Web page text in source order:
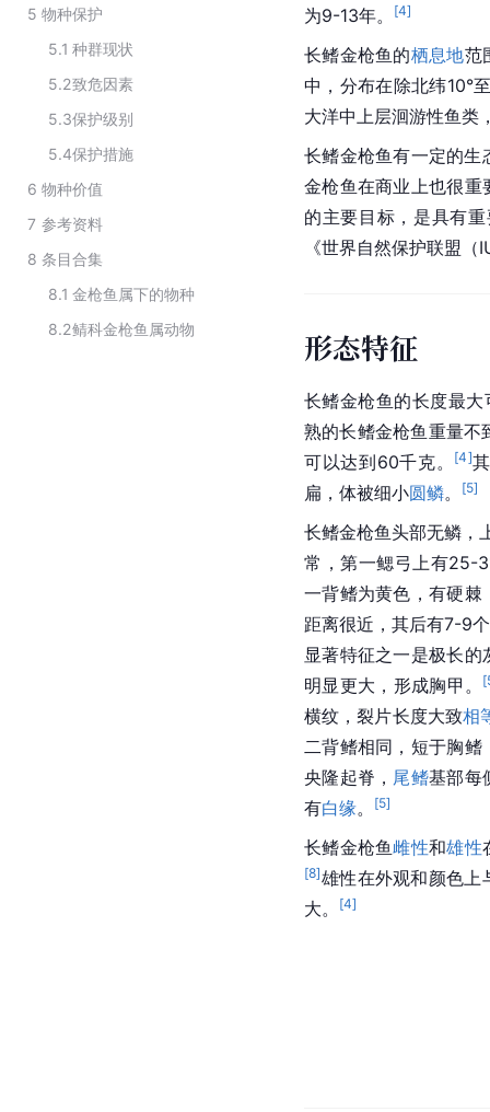
5 物种保护
5.1 种群现状
5.2致危因素
5.3保护级别
5.4保护措施
6 物种价值
7 参考资料
8 条目合集
8.1 金枪鱼属下的物种
8.2鲭科金枪鱼属动物
为9-13年。
[4]
长鳍金枪鱼的栖息地范
中，分布在除北纬10°
大洋中上层洄游性鱼类
长鳍金枪鱼有一定的生
金枪鱼在商业上也很重
的主要目标，是具有
《世界自然保护联盟
形态特征
长鳍金枪鱼的长度最
熟的长鳍金枪鱼重量不
可以达到60千克。
[4]
扁，体被细小圆鳞。 [5]
长鳍金枪鱼头部无鳞，
常，第一鳃弓上有25-
一背鳍为黄色，有硬棘
距离很近，其后有7-9
显著特征之一是极长的
明显更大，形成胸甲。
[
横纹，裂片长度大致相
二背鳍相同，短于胸
央隆起脊， 尾鳍基部每
有白缘。 [5]
长鳍金枪鱼雌性和雄性
[8]雄性在外观和颜色上
大。
[4]